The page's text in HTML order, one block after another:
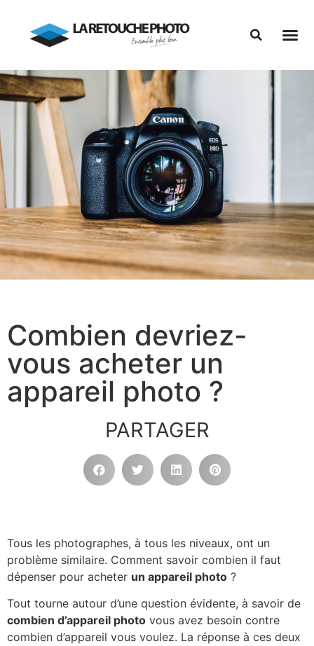
Combien devriez-
vous acheter un
appareil photo ?
PARTAGER
Tous les photographes, à tous les niveaux, ont un
problème similaire. Comment savoir combien il faut
dépenser pour acheter un appareil photo ?
Tout tourne autour d’une question évidente, à savoir de
combien d’appareil photo vous avez besoin contre
combien d’appareil vous voulez. La réponse à ces deux